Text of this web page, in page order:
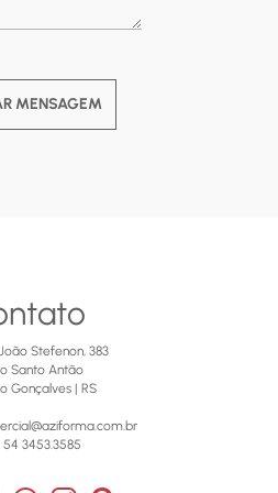
MENSAGEM
Stefenon, 383
Santo Antão
Gonçalves | RS
3453.3585